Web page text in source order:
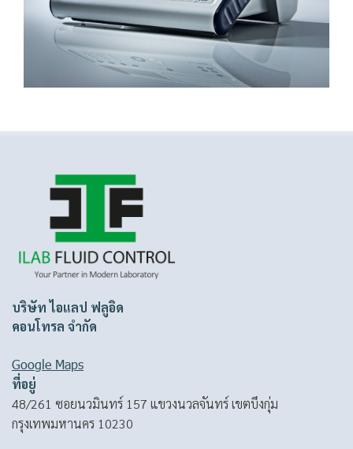
บริษัท ไอแลป ฟลูอิด
คอนโทรล จำกัด
Google Maps
ที่อยู่
48/261 ซอยนวมินทร์ 157 แขวงนวลจันทร์ เขตบึงกุ่ม
กรุงเทพมหานคร 10230